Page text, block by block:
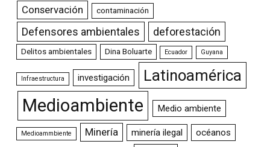
Conservación contaminación
Defensores ambientales deforestación
Delitos ambientales Dina Boluarte Ecuador Guyana
Infraestructura investigación Latinoamérica
Medioambiente Medio ambiente
Medioammbiente Minería minería ilegal océanos